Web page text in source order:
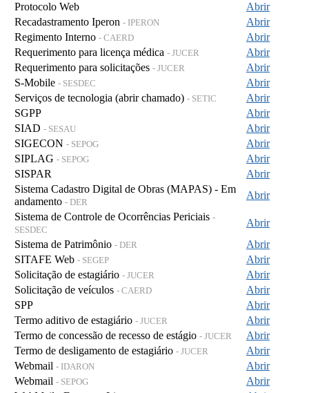
Protocolo Web
Abrir
Recadastramento Iperon - IPERON
Abrir
Regimento Interno - CAERD
Abrir
Requerimento para licença médica - JUCER
Abrir
Requerimento para solicitações - JUCER
Abrir
S-Mobile - SESDEC
Abrir
Serviços de tecnologia (abrir chamado) - SETIC
Abrir
SGPP
Abrir
SIAD - SESAU
Abrir
SIGECON - SEPOG
Abrir
SIPLAG - SEPOG
Abrir
SISPAR
Abrir
Sistema Cadastro Digital de Obras (MAPAS) - Em
andamento - DER
Abrir
Sistema de Controle de Ocorrências Periciais -
SESDEC
Abrir
Sistema de Patrimônio - DER
Abrir
SITAFE Web - SEGEP
Abrir
Solicitação de estagiário - JUCER
Abrir
Solicitação de veículos - CAERD
Abrir
SPP
Abrir
Termo aditivo de estagiário - JUCER
Abrir
Termo de concessão de recesso de estágio - JUCER
Abrir
Termo de desligamento de estagiário - JUCER
Abrir
Webmail - IDARON
Abrir
Webmail - SEPOG
Abrir